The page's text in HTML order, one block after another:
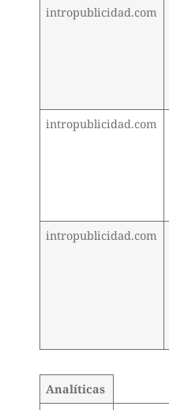
intropublicidad.com
intropublicidad.com
intropublicidad.com
Analíticas